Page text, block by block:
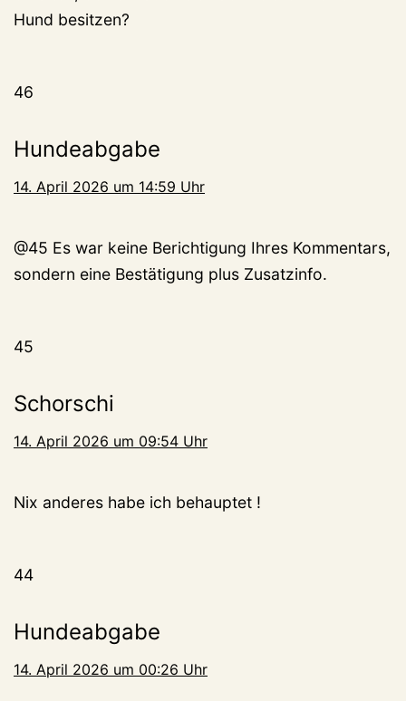
Hund besitzen?
46
Hundeabgabe
14. April 2026 um 14:59 Uhr
@45 Es war keine Berichtigung Ihres Kommentars,
sondern eine Bestätigung plus Zusatzinfo.
45
Schorschi
14. April 2026 um 09:54 Uhr
Nix anderes habe ich behauptet !
44
Hundeabgabe
14. April 2026 um 00:26 Uhr